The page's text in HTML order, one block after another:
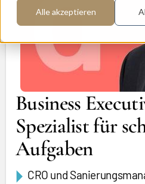
Alle akzeptieren
Business
Spezialist für
Aufgaben
CRO und